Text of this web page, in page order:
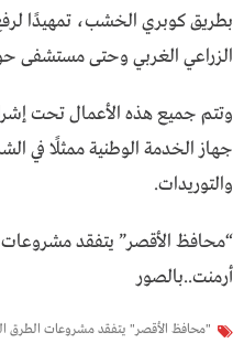
بطريق كوبري الخشب، تمهيدًا
الزراعي الغربي وحتى مستشفى
وتتم جميع هذه الأعمال تحت
جهاز الخدمة الوطنية ممثلًا في
والتوريدات.
“محافظ الأقصر” يتفقد مشروعات
أرمنت..بالصور
"محافظ الأقصر" يتفقد مشروعات الطرق